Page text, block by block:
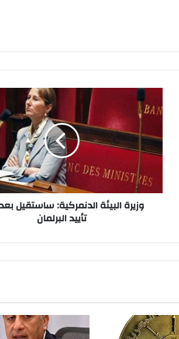
وزيرة
البيئة
الدنمركية:
ساستقيل
بعد
فقد
البرلمان
وزيرة البيئة الدنمركية: ساستقيل
تأييد البرلمان